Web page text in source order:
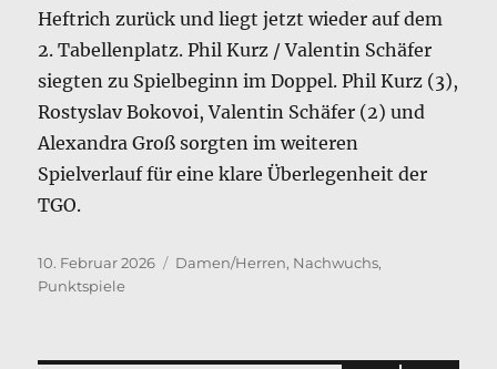
Heftrich zurück und liegt jetzt wieder auf dem
2. Tabellenplatz. Phil Kurz / Valentin Schäfer
siegten zu Spielbeginn im Doppel. Phil Kurz (3),
Rostyslav Bokovoi, Valentin Schäfer (2) und
Alexandra Groß sorgten im weiteren
Spielverlauf für eine klare Überlegenheit der
TGO.
Veröffentlicht
am
10. Februar 2026 Kategorien
Damen/Herren, Nachwuchs,
Punktspiele